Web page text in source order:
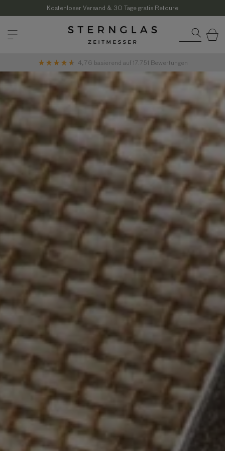
Inhalt
Kostenloser Versand & 30 Tage gratis Retoure
4,76 basierend auf 17.751 Bewertungen